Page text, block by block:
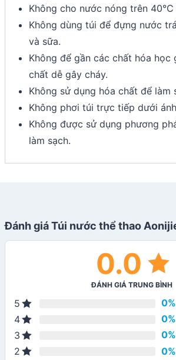
Không cho nước nóng trên
Không dùng túi để đựng nước
và sữa.
Không để gần các chất hóa học
chất dễ gây cháy.
Không sử dụng hóa chất để làm
Không phơi túi trực tiếp dưới
Không được sử dụng phương
làm sạch.
Đánh giá Túi nước thể thao
0.0
ĐÁNH GIÁ TRUNG BÌNH
5 0%
4
0%
3
0%
2
0%